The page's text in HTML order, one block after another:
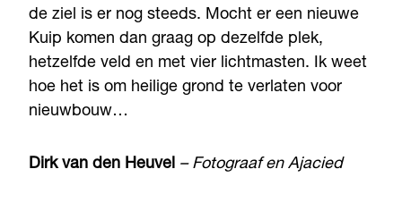
de ziel is er nog steeds. Mocht er een nieuwe
Kuip komen dan graag op dezelfde plek,
hetzelfde veld en met vier lichtmasten. Ik weet
hoe het is om heilige grond te verlaten voor
nieuwbouw…
Dirk van den Heuvel – Fotograaf en Ajacied